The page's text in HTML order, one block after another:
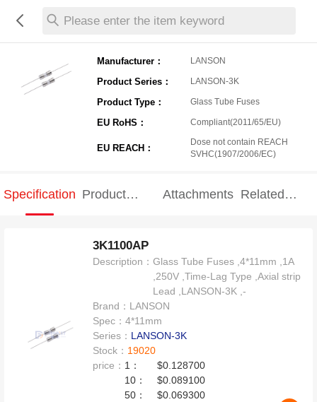
Please enter the item keyword
Manufacturer： LANSON
Product Series： LANSON-3K
Product Type： Glass Tube Fuses
EU RoHS： Compliant(2011/65/EU)
EU REACH：
Dose not contain REACH
SVHC(1907/2006/EC)
Specification Product
Attachments Related
3K1100AP
Description：Glass Tube Fuses ,4*11mm ,1A
,250V ,Time-Lag Type ,Axial strip
Lead ,LANSON-3K ,-
Brand： LANSON
Spec：4*11mm
Series： LANSON-3K
Stock： 19020
price： 1：
$0.128700
10：
$0.089100
50：
$0.069300